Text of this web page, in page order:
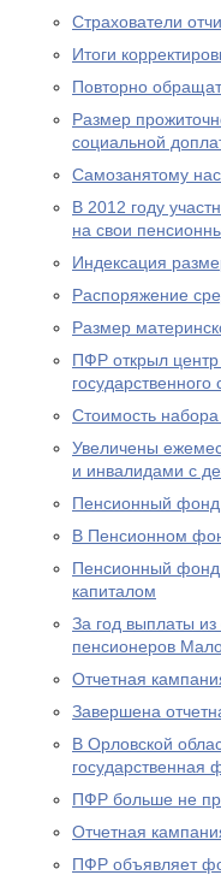
Страхователи
Итоги
Повторно
Размер
социальной
Самозанятому
В 2012 году
на свои
Индексация
Распоряжение
Размер
ПФР открыл центр
Стоимость
Увеличены
и инвалидами с
Пенсионный фонд
В Пенсионном
Пенсионный фонд
капиталом
За год выплаты
пенсионеров
Отчетная
Завершена
В Орловской
государственная
ПФР больше не
Отчетная
ПФР объявляет